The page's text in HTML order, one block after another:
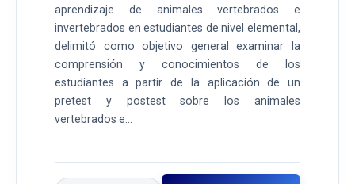
aprendizaje de animales vertebrados e
invertebrados en estudiantes de nivel elemental,
delimitó como objetivo general examinar la
comprensión y conocimientos de los
estudiantes a partir de la aplicación de un
pretest y postest sobre los animales
vertebrados e...